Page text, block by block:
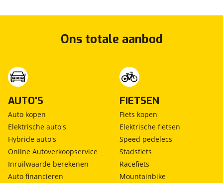
Ons totale aanbod
AUTO'S
Auto kopen
Elektrische auto's
Hybride auto's
Online Autoverkoopservice
Inruilwaarde berekenen
Auto financieren
FIETSEN
Fiets kopen
Elektrische fietsen
Speed pedelecs
Stadsfiets
Racefiets
Mountainbike